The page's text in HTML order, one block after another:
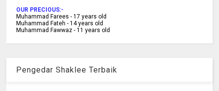
OUR PRECIOUS:-
Muhammad Farees - 17 years old
Muhammad Fateh - 14 years old
Muhammad Fawwaz - 11 years old
Pengedar Shaklee Terbaik